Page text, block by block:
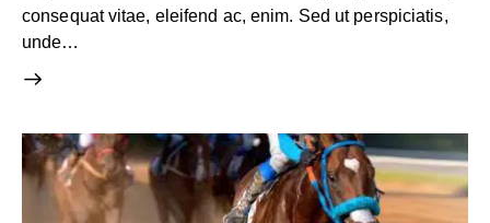
consequat vitae, eleifend ac, enim. Sed ut perspiciatis,
unde…